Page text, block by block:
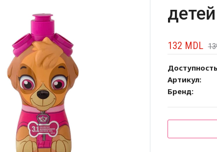
132 MDL
Артикул:
Бренд: